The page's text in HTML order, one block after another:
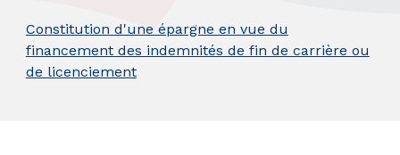
Constitution d'une épargne en vue du
financement des indemnités de fin de carrière ou
de licenciement